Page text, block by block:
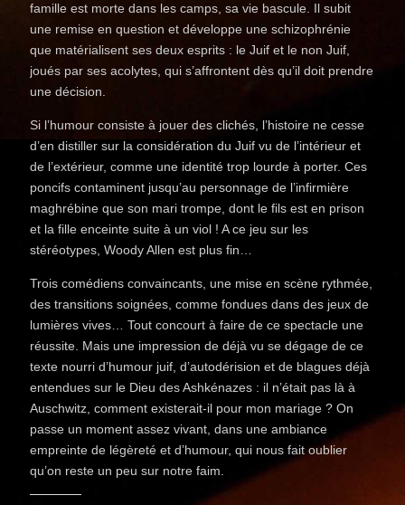
famille est morte dans les camps, sa vie bascule. Il subit
une remise en question et développe une schizophrénie
que matérialisent ses deux esprits : le Juif et le non Juif,
joués par ses acolytes, qui s’affrontent dès qu’il doit prendre
une décision.
Si l’humour consiste à jouer des clichés, l’histoire ne cesse
d’en distiller sur la considération du Juif vu de l’intérieur et
de l’extérieur, comme une identité trop lourde à porter. Ces
poncifs contaminent jusqu’au personnage de l’infirmière
maghrébine que son mari trompe, dont le fils est en prison
et la fille enceinte suite à un viol ! A ce jeu sur les
stéréotypes, Woody Allen est plus fin…
Trois comédiens convaincants, une mise en scène rythmée,
des transitions soignées, comme fondues dans des jeux de
lumières vives… Tout concourt à faire de ce spectacle une
réussite. Mais une impression de déjà vu se dégage de ce
texte nourri d’humour juif, d’autodérision et de blagues déjà
entendues sur le Dieu des Ashkénazes : il n’était pas là à
Auschwitz, comment existerait-il pour mon mariage ? On
passe un moment assez vivant, dans une ambiance
empreinte de légèreté et d’humour, qui nous fait oublier
qu’on reste un peu sur notre faim.